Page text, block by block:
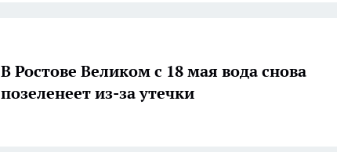
В Ростове Великом с 18 мая вода снова
позеленеет из-за утечки